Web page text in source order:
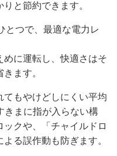
と節約できます。
とつで、最適な電力レ
めに運転し、快適さはそ
ます。
てもやけどしにくい平均
まに指が入らない構
クや、「チャイルドロ
る誤作動も防ぎます。